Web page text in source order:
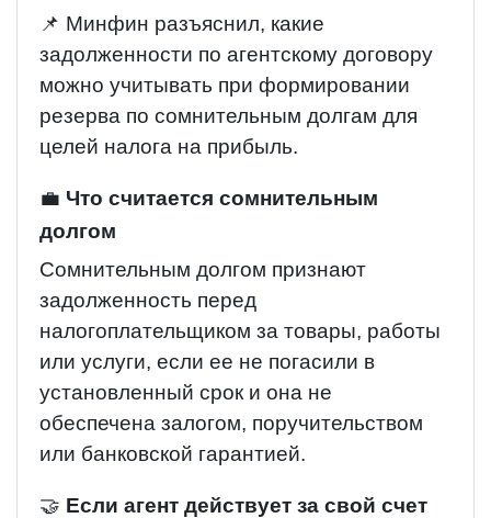
📌 Минфин разъяснил, какие
задолженности по агентскому договору
можно учитывать при формировании
резерва по сомнительным долгам для
целей налога на прибыль.
💼 Что считается сомнительным
долгом
Сомнительным долгом признают
задолженность перед
налогоплательщиком за товары, работы
или услуги, если ее не погасили в
установленный срок и она не
обеспечена залогом, поручительством
или банковской гарантией.
🤝 Если агент действует за свой счет